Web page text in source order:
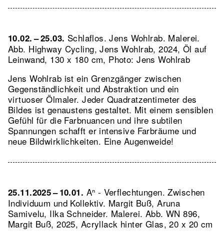
10.02. – 25.03. Schlaflos. Jens Wohlrab. Malerei.
Abb. Highway Cycling, Jens Wohlrab, 2024, Öl auf
Leinwand, 130 x 180 cm, Photo: Jens Wohlrab
Jens Wohlrab ist ein Grenzgänger zwischen
Gegenständlichkeit und Abstraktion und ein
virtuoser Ölmaler. Jeder Quadratzentimeter des
Bildes ist genaustens gestaltet. Mit einem sensiblen
Gefühl für die Farbnuancen und ihre subtilen
Spannungen schafft er intensive Farbräume und
neue Bildwirklichkeiten. Eine Augenweide!
25.11.2025 – 10.01. Aⁿ - Verflechtungen. Zwischen
Individuum und Kollektiv. Margit Buß, Aruna
Samivelu, Ilka Schneider. Malerei. Abb. WN 896,
Margit Buß, 2025, Acryllack hinter Glas, 20 x 20 cm